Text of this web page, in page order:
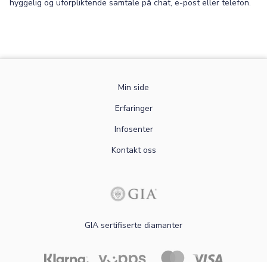
hyggelig og uforpliktende samtale på chat, e-post eller telefon.
Min side
Erfaringer
Infosenter
Kontakt oss
GIA sertifiserte diamanter